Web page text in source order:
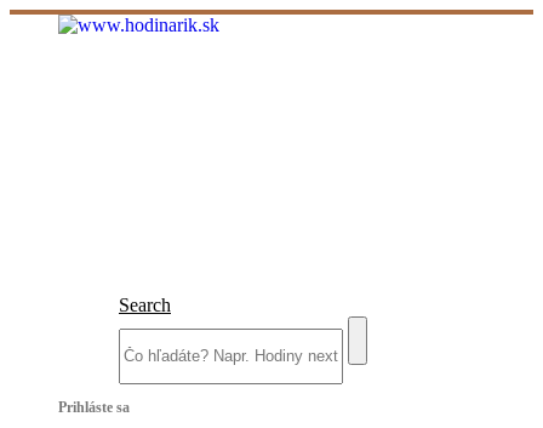
Search
Prihláste sa